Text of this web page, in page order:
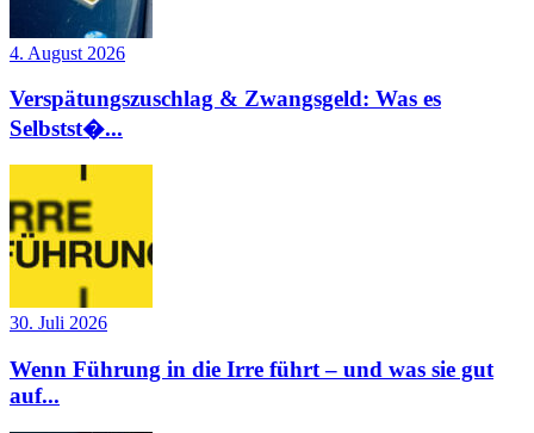
4. August 2026
Verspätungszuschlag & Zwangsgeld: Was es
Selbstst�...
30. Juli 2026
Wenn Führung in die Irre führt – und was sie gut
auf...